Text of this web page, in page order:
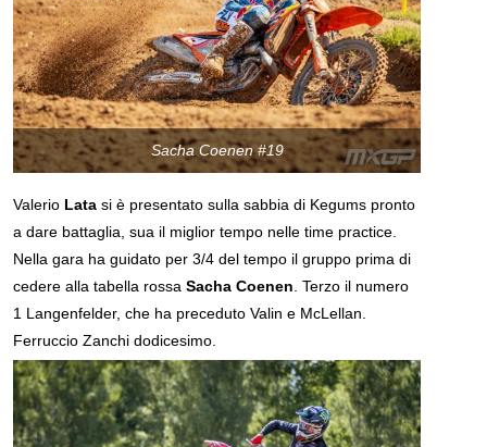
Sacha Coenen #19
Valerio Lata si è presentato sulla sabbia di Kegums pronto
a dare battaglia, sua il miglior tempo nelle time practice.
Nella gara ha guidato per 3/4 del tempo il gruppo prima di
cedere alla tabella rossaSacha Coenen . Terzo il numero
1 Langenfelder, che ha preceduto Valin e McLellan.
Ferruccio Zanchi dodicesimo.